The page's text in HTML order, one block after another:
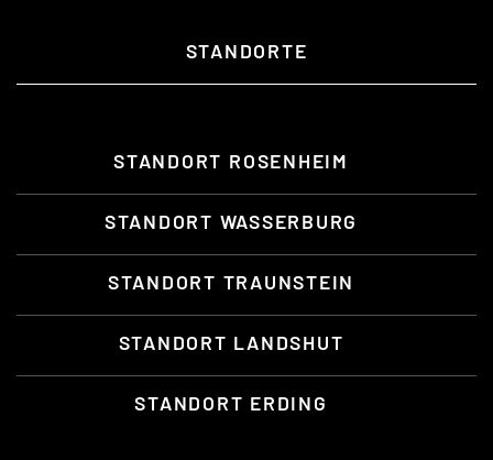
STANDORTE
STANDORT ROSENHEIM
STANDORT WASSERBURG
STANDORT TRAUNSTEIN
STANDORT LANDSHUT
STANDORT ERDING